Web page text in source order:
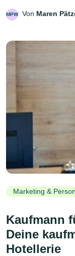
MPW Von Maren
Marketing &
Kaufmann
Deine
Hotellerie